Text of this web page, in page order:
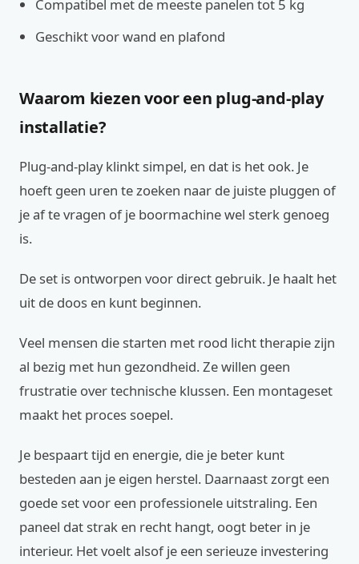
Compatibel met de meeste panelen tot 5 kg
Geschikt voor wand en plafond
Waarom kiezen voor een plug-and-play
installatie?
Plug-and-play klinkt simpel, en dat is het ook. Je
hoeft geen uren te zoeken naar de juiste pluggen of
je af te vragen of je boormachine wel sterk genoeg
is.
De set is ontworpen voor direct gebruik. Je haalt het
uit de doos en kunt beginnen.
Veel mensen die starten met rood licht therapie zijn
al bezig met hun gezondheid. Ze willen geen
frustratie over technische klussen. Een montageset
maakt het proces soepel.
Je bespaart tijd en energie, die je beter kunt
besteden aan je eigen herstel. Daarnaast zorgt een
goede set voor een professionele uitstraling. Een
paneel dat strak en recht hangt, oogt beter in je
interieur. Het voelt alsof je een serieuze investering